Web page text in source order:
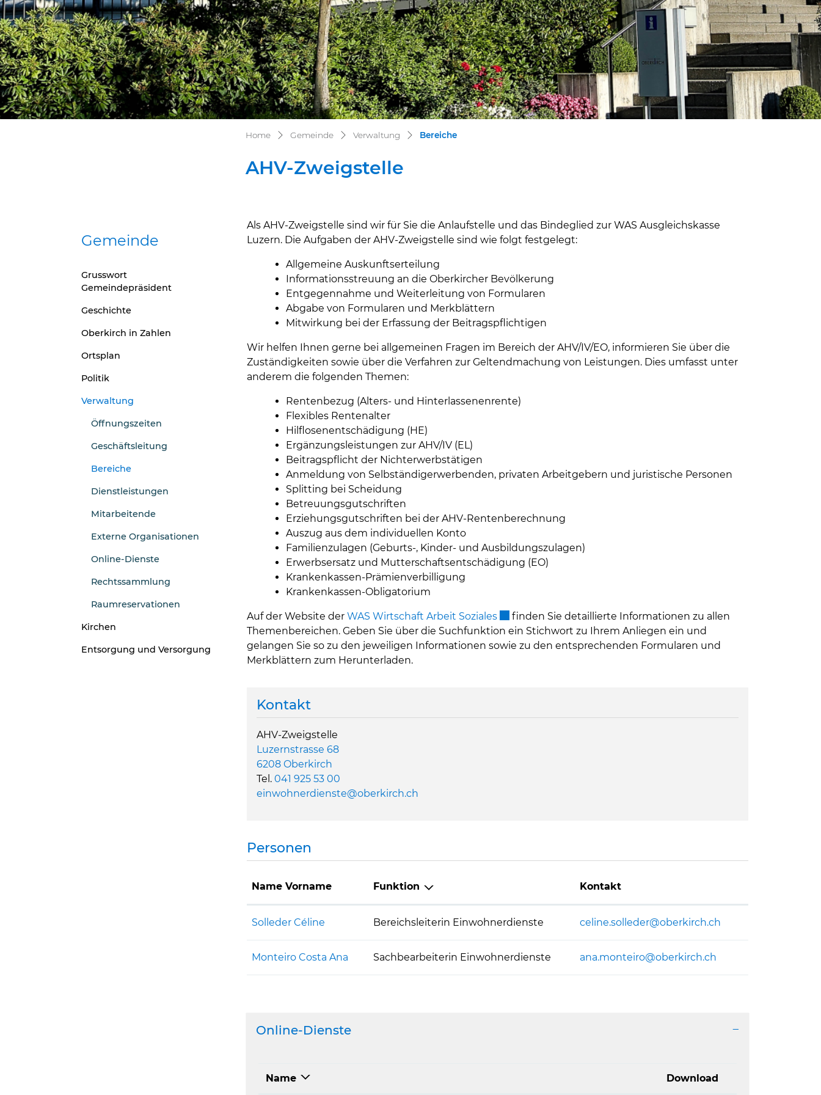
Home Gemeinde Verwaltung Bereiche(ausgewählt)
AHV-Zweigstelle
Gemeinde
Grusswort
Gemeindepräsident
Geschichte
Oberkirch in Zahlen
Ortsplan
Politik
Verwaltung
Öffnungszeiten
Geschäftsleitung
Bereiche
(ausgewählt)
Dienstleistungen
Mitarbeitende
Externe Organisationen
Online-Dienste
Rechtssammlung
Raumreservationen
Kirchen
Entsorgung und Versorgung
Als AHV-Zweigstelle sind wir für Sie die Anlaufstelle und das Bindeglied zur WAS Ausgleichskasse
Luzern. Die Aufgaben der AHV-Zweigstelle sind wie folgt festgelegt:
Allgemeine Auskunftserteilung
Informationsstreuung an die Oberkircher Bevölkerung
Entgegennahme und Weiterleitung von Formularen
Abgabe von Formularen und Merkblättern
Mitwirkung bei der Erfassung der Beitragspflichtigen
Wir helfen Ihnen gerne bei allgemeinen Fragen im Bereich der AHV/IV/EO, informieren Sie über die
Zuständigkeiten sowie über die Verfahren zur Geltendmachung von Leistungen. Dies umfasst unter
anderem die folgenden Themen:
Rentenbezug (Alters- und Hinterlassenenrente)
Flexibles Rentenalter
Hilflosenentschädigung (HE)
Ergänzungsleistungen zur AHV/IV (EL)
Beitragspflicht der Nichterwerbstätigen
Anmeldung von Selbständigerwerbenden, privaten Arbeitgebern und juristische Personen
Splitting bei Scheidung
Betreuungsgutschriften
Erziehungsgutschriften bei der AHV-Rentenberechnung
Auszug aus dem individuellen Konto
Familienzulagen (Geburts-, Kinder- und Ausbildungszulagen)
Erwerbsersatz und Mutterschaftsentschädigung (EO)
Krankenkassen-Prämienverbilligung
Krankenkassen-Obligatorium
Auf der Website der WAS Wirtschaft Arbeit SozialesExterner Link wird in einem neuen Fenster geöffnet.
finden Sie detaillierte Informationen zu allen
Themenbereichen. Geben Sie über die Suchfunktion ein Stichwort zu Ihrem Anliegen ein und
gelangen Sie so zu den jeweiligen Informationen sowie zu den entsprechenden Formularen und
Merkblättern zum Herunterladen.
Kontakt
AHV-Zweigstelle
Luzernstrasse 68
6208 Oberkirch
Tel. 041 925 53 00
einwohnerdienste@oberkirch.ch
Personen
Name Vorname Funktion Kontakt
Solleder Céline Bereichsleiterin Einwohnerdienste celine.solleder@oberkirch.ch
Monteiro Costa Ana Sachbearbeiterin Einwohnerdienste ana.monteiro@oberkirch.ch
Zugehörige Objekte
Online-Dienste
Name Download